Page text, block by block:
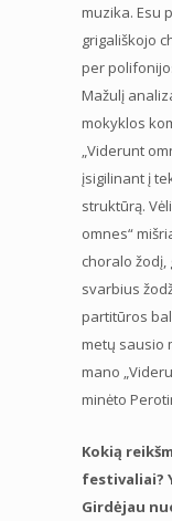
muzika. Esu
grigališkojo
per
Mažulį
mokyklos
„Viderunt
įsigilinant į
struktūrą.
omnes“
choralo žodį,
svarbius
partitūros
metų sausio
mano
minėto
Kokią
festivaliai?
Girdėjau